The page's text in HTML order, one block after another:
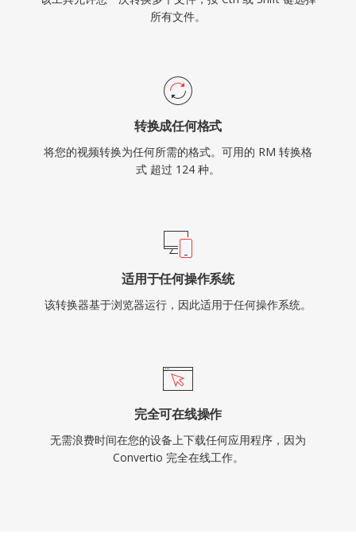
所有文件。
转换成任何格式
将您的视频转换为任何所需的格式。可用的 RM 转换格
式 超过 124 种。
适用于任何操作系统
该转换器基于浏览器运行，因此适用于任何操作系统。
完全可在线操作
无需浪费时间在您的设备上下载任何应用程序，因为
Convertio 完全在线工作。